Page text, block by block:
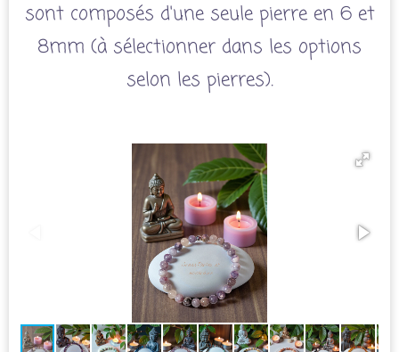
sont composés d'une seule pierre en 6 et
8mm (à sélectionner dans les options
selon les pierres).